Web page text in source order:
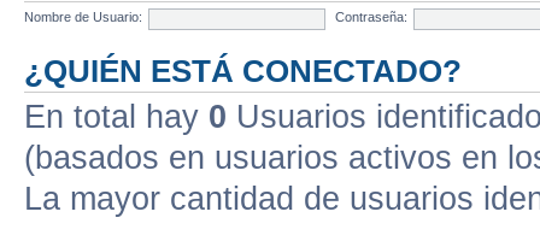
Nombre de Usuario:
Contraseña:
¿QUIÉN ESTÁ CONECTADO?
En total hay 0 Usuarios
(basados en usuarios activos en
La mayor cantidad de usuarios